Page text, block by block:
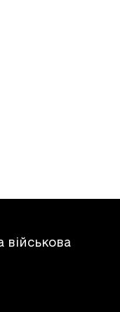
військова